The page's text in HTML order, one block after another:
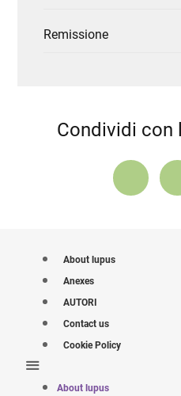
Remissione
Condividi con
About lupus
Anexes
AUTORI
Contact us
Cookie Policy
About lupus